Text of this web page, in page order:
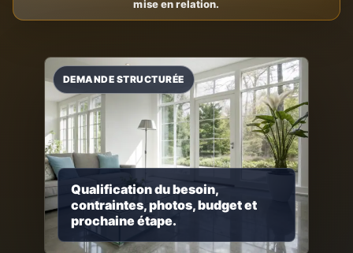
Qualification du besoin,
contraintes, photos, budget et
prochaine étape.